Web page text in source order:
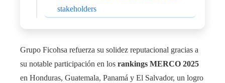
stakeholders
Grupo Ficohsa refuerza su solidez reputacional gracias a
su notable participación en los rankings MERCO 2025
en Honduras, Guatemala, Panamá y El Salvador, un logro